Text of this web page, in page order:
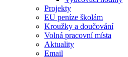
Projekty
EU peníze školám
Kroužky a doučování
Volná pracovní místa
Aktuality
Email